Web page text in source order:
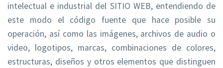
intelectual e industrial del SITIO WEB, entendiendo de
este modo el código fuente que hace posible su
operación, así como las imágenes, archivos de audio o
video, logotipos, marcas, combinaciones de colores,
estructuras, diseños y otros elementos que distinguen